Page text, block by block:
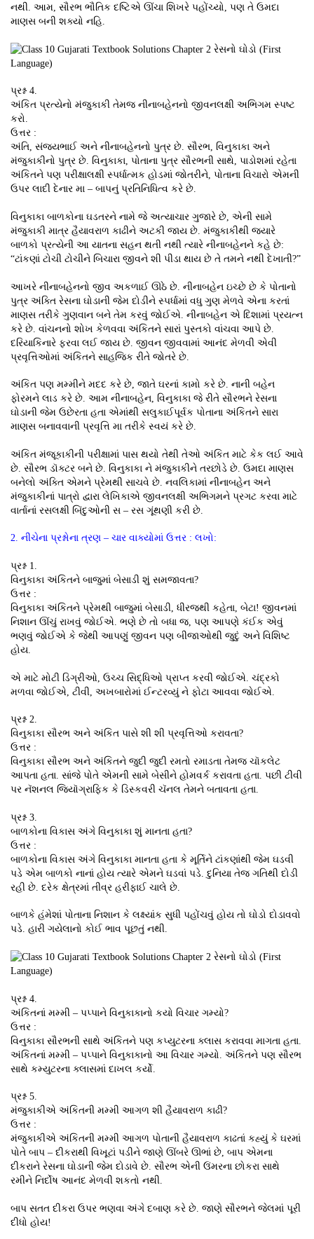
નથી. આમ, સૌરભ ભૌતિક દષ્ટિએ ઊંચા શિખરે પહોંચ્યો, પણ તે ઉમદા
માણસ બની શક્યો નહિ.
પ્રશ્ન 4.
અંકિત પ્રત્યેનો મંજુકાકી તેમજ નીનાબહેનનો જીવનલક્ષી અભિગમ સ્પષ્ટ
કરો.
ઉત્તર :
અંતિ, સંજયભાઈ અને નીનાબહેનનો પુત્ર છે. સૌરભ, વિનુકાકા અને
મંજુકાકીનો પુત્ર છે. વિનુકાકા, પોતાના પુત્ર સૌરભની સાથે, પાડોશમાં રહેતા
અંકિતને પણ પરીક્ષાલક્ષી સ્પર્ધાત્મક હોડમાં જોતરીને, પોતાના વિચારો એમની
ઉપર લાદી દેનાર મા – બાપનું પ્રતિનિધિત્વ કરે છે.
વિનુકાકા બાળકોના ઘડતરને નામે જે અત્યાચાર ગુજારે છે, એની સામે
મંજુકાકી માત્ર હૈયાવરાળ કાઢીને અટકી જાય છે. મંજુકાકીથી જ્યારે
બાળકો પ્રત્યેની આ યાતના સહન થતી નથી ત્યારે નીનાબહેનને કહે છે:
“ટાંકણાં ટોચી ટોચીને બિચારા જીવને શી પીડા થાય છે તે તમને નથી દેખાતી?”
આખરે નીનાબહેનનો જીવ અકળાઈ ઊઠે છે. નીનાબહેન ઇચ્છે છે કે પોતાનો
પુત્ર અંક્તિ રેસના ઘોડાની જેમ દોડીને સ્પર્ધામાં વધુ ગુણ મેળવે એના કરતાં
માણસ તરીકે ગુણવાન બને તેમ કરવું જોઈએ. નીનાબહેન એ દિશામાં પ્રયત્ન
કરે છે. વાંચનનો શોખ કેળવવા અંકિતને સારાં પુસ્તકો વાંચવા આપે છે.
દરિયાકિનારે ફરવા લઈ જાય છે. જીવન જીવવામાં આનંદ મેળવી એવી
પ્રવૃત્તિઓમાં અંકિતને સાહજિક રીતે જોતરે છે.
અંકિત પણ મમ્મીને મદદ કરે છે, જાતે ઘરનાં કામો કરે છે. નાની બહેન
ફોરમને લાડ કરે છે. આમ નીનાબહેન, વિનુકાકા જે રીતે સૌરભને રેસના
ઘોડાની જેમ ઉછેરતા હતા એમાંથી સલુકાઈપૂર્વક પોતાના અંકિતને સારા
માણસ બનાવવાની પ્રવૃત્તિ મા તરીકે સ્વયં કરે છે.
અંકિત મંજૂકાકીની પરીક્ષામાં પાસ થયો તેથી તેઓ અંકિત માટે કેક લઈ આવે
છે. સૌરભ ડૉક્ટર બને છે. વિનુકાકા ને મંજુકાકીને તરછોડે છે. ઉમદા માણસ
બનેલો અંક્તિ એમને પ્રેમથી સાચવે છે. નવલિકામાં નીનાબહેન અને
મંજુકાકીનાં પાત્રો દ્વારા લેખિકાએ જીવનલક્ષી અભિગમને પ્રગટ કરવા માટે
વાર્તાનાં રસલક્ષી બિંદુઓની સ – રસ ગૂંથણી કરી છે.
2. નીચેના પ્રશ્નોના ત્રણ – ચાર વાક્યોમાં ઉત્તર : લખો:
પ્રશ્ન 1.
વિનુકાકા અંકિતને બાજુમાં બેસાડી શું સમજાવતા?
ઉત્તર :
વિનુકાકા અંકિતને પ્રેમથી બાજુમાં બેસાડી, ધીરજથી કહેતા, બેટા! જીવનમાં
નિશાન ઊંચું રાખવું જોઈએ. ભણે છે તો બધા જ, પણ આપણે કંઈક એવું
ભણવું જોઈએ કે જેથી આપણું જીવન પણ બીજાઓથી જુદું અને વિશિષ્ટ
હોય.
એ માટે મોટી ડિગ્રીઓ, ઉચ્ચ સિદ્ધિઓ પ્રાપ્ત કરવી જોઈએ. ચંદ્રકો
મળવા જોઈએ, ટીવી, અખબારોમાં ઈન્ટરવ્યું ને ફોટા આવવા જોઈએ.
પ્રશ્ન 2.
વિનુકાકા સૌરભ અને અંકિત પાસે શી શી પ્રવૃત્તિઓ કરાવતા?
ઉત્તર :
વિનુકાકા સૌરભ અને અંકિતને જુદી જુદી રમતો રમાડતા તેમજ ચૉકલેટ
આપતા હતા. સાંજે પોતે એમની સામે બેસીને હોમવર્ક કરાવતા હતા. પછી ટીવી
પર નૅશનલ જિયૉગ્રાફિક કે ડિસ્કવરી ચૅનલ તેમને બતાવતા હતા.
પ્રશ્ન 3.
બાળકોના વિકાસ અંગે વિનુકાકા શું માનતા હતા?
ઉત્તર :
બાળકોના વિકાસ અંગે વિનુકાકા માનતા હતા કે મૂર્તિને ટાંકણાંથી જેમ ઘડવી
પડે એમ બાળકો નાનાં હોય ત્યારે એમને ઘડવાં પડે. દુનિયા તેજ ગતિથી દોડી
રહી છે. દરેક ક્ષેત્રમાં તીવ્ર હરીફાઈ ચાલે છે.
બાળકે હંમેશાં પોતાના નિશાન કે લક્ષ્યાંક સુધી પહોંચવું હોય તો ઘોડો દોડાવવો
પડે. હારી ગયેલાનો કોઈ ભાવ પૂછતું નથી.
પ્રશ્ન 4.
અંકિતનાં મમ્મી – પપ્પાને વિનુકાકાનો કયો વિચાર ગમ્યો?
ઉત્તર :
વિનુકાકા સૌરભની સાથે અંકિતને પણ કપ્યુટરના ક્લાસ કરાવવા માગતા હતા.
અંકિતનાં મમ્મી – પપ્પાને વિનુકાકાનો આ વિચાર ગમ્યો. અંકિતને પણ સૌરભ
સાથે કમ્યુટરના ક્લાસમાં દાખલ કર્યો.
પ્રશ્ન 5.
મંજુકાકીએ અંકિતની મમ્મી આગળ શી હૈયાવરાળ કાઢી?
ઉત્તર :
મંજુકાકીએ અંકિતની મમ્મી આગળ પોતાની હૈયાવરાળ કાઢતાં કહ્યું કે ઘરમાં
પોતે બાપ – દીકરાથી વિખૂટાં પડીને જાણે ઊંબરે ઊભાં છે, બાપ એમના
દીકરાને રેસના ઘોડાની જેમ દોડાવે છે. સૌરભ એની ઉંમરના છોકરા સાથે
રમીને નિર્દોષ આનંદ મેળવી શકતો નથી.
બાપ સતત દીકરા ઉપર ભણવા અંગે દબાણ કરે છે. જાણે સૌરભને જેલમાં પૂરી
દીધો હોય!